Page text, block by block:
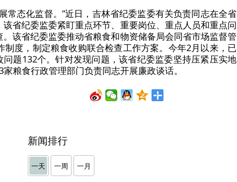
常态化监督。”近日，吉林省纪委监委有关负责同志在全省
省纪委监委紧盯重点环节、重要岗位、重点人员和重点问
该省纪委监委推动省粮食和物资储备局会同省市场监督管
度，制定粮食收购联合检查工作方案。今年2月以来，已
题132个。针对发现问题，该省纪委监委坚持压紧压实地
粮食行政管理部门负责同志开展廉政谈话。
新闻排行
一天 一周 一月